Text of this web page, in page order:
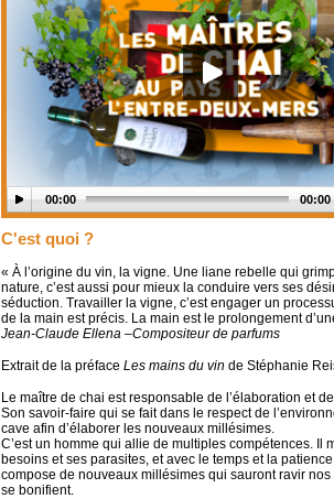
00:00 00:00
C'est quoi ?
« À l’origine du vin, la vigne. Une liane rebelle qui
nature, c’est aussi pour mieux la conduire vers ses
séduction. Travailler la vigne, c’est engager un
de la main est précis. La main est le prolongement
Jean-Claude Ellena –Compositeur de parfums
Extrait de la préface Les mains du vin de Stéphanie
Le maître de chai est responsable de l’élaboration et
Son savoir-faire qui se fait dans le respect de
cave afin d’élaborer les nouveaux millésimes.
C’est un homme qui allie de multiples compétences.
besoins et ses parasites, et avec le temps et la
compose de nouveaux millésimes qui sauront ravir
se bonifient.